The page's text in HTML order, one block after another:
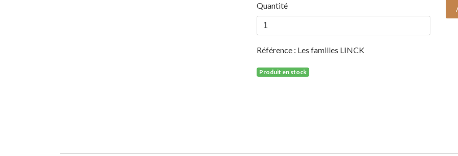
Quantité
Référence : Les familles LINCK
Produit en stock